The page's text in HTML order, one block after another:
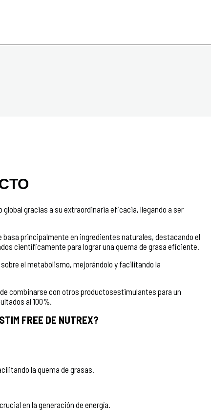
gracias a su extraordinaria eficacia, llegando a ser
principalmente en ingredientes naturales, destacando el
científicamente para lograr una quema de grasa eficiente.
el metabolismo, mejorándolo y facilitando la
combinarse con otros productosestimulantes para un
al 100%.
FREE DE NUTREX?
la quema de grasas.
en la generación de energía.